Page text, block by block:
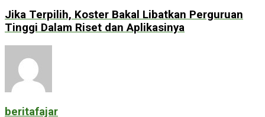
Jika Terpilih, Koster Bakal Libatkan Perguruan
Tinggi Dalam Riset dan Aplikasinya
beritafajar